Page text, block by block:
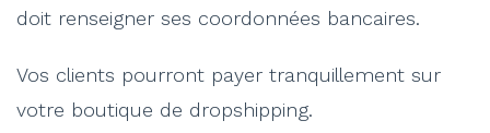
doit renseigner ses coordonnées bancaires.
Vos clients pourront payer tranquillement sur
votre boutique de dropshipping.